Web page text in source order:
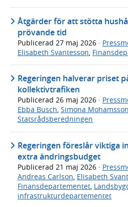
Åtgärder för att stötta
prövande tid
Publicerad 27 maj 2026 ·
Elisabeth Svantesson
Regeringen halverar priset
kollektivtrafiken
Publicerad 26 maj 2026 ·
Ebba Busch, Simona Mohamsson
Statsrådsberedningen
Regeringen föreslår viktiga
extra ändringsbudget
Publicerad 21 maj 2026 ·
Andreas Carlson, Elisabeth
Finansdepartementet,
infrastrukturdepartementet